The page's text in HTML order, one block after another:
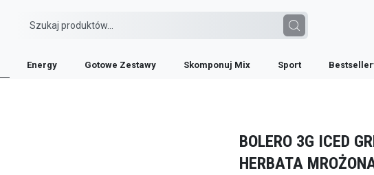
Energy Gotowe Zestawy Skomponuj Mix Sport
BOLERO 3G ICED
HERBATA